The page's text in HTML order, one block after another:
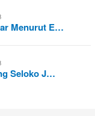
Menurut E…
Seloko J…